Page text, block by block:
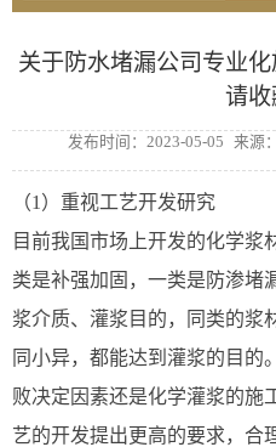
关于防水堵漏公司专业
请收
发布时间：2023-05-05 来源
（1）重视工艺开发研究
目前我国市场上开发的化学浆
类是补强加固，一类是防渗堵
浆介质、灌浆目的，同类的浆
同小异，都能达到灌浆的目的
败决定因素还是化学灌浆的施
艺的开发提出更高的要求，合